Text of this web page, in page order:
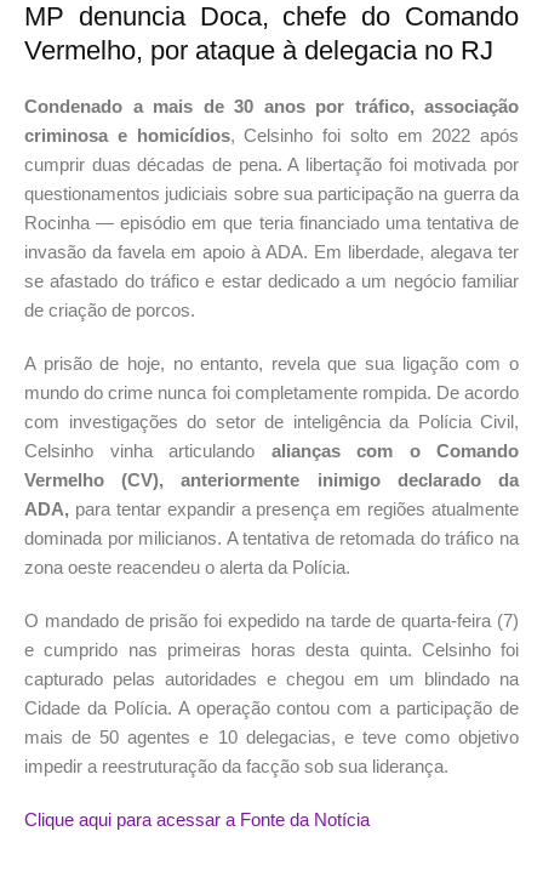
MP denuncia Doca, chefe do Comando
Vermelho, por ataque à delegacia no RJ
Condenado a mais de 30 anos por tráfico, associação
criminosa e homicídios, Celsinho foi solto em 2022 após
cumprir duas décadas de pena. A libertação foi motivada por
questionamentos judiciais sobre sua participação na guerra da
Rocinha — episódio em que teria financiado uma tentativa de
invasão da favela em apoio à ADA. Em liberdade, alegava ter
se afastado do tráfico e estar dedicado a um negócio familiar
de criação de porcos.
A prisão de hoje, no entanto, revela que sua ligação com o
mundo do crime nunca foi completamente rompida. De acordo
com investigações do setor de inteligência da Polícia Civil,
Celsinho vinha articulando alianças com o Comando
Vermelho (CV), anteriormente inimigo declarado da
ADA, para tentar expandir a presença em regiões atualmente
dominada por milicianos. A tentativa de retomada do tráfico na
zona oeste reacendeu o alerta da Polícia.
O mandado de prisão foi expedido na tarde de quarta-feira (7)
e cumprido nas primeiras horas desta quinta. Celsinho foi
capturado pelas autoridades e chegou em um blindado na
Cidade da Polícia. A operação contou com a participação de
mais de 50 agentes e 10 delegacias, e teve como objetivo
impedir a reestruturação da facção sob sua liderança.
Clique aqui para acessar a Fonte da Notícia